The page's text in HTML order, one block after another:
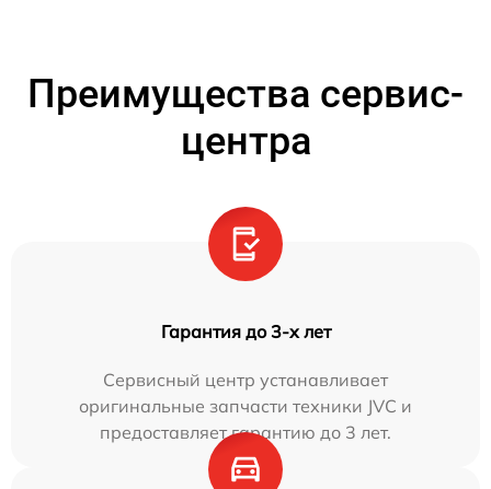
Преимущества сервис-
центра
Гарантия до 3-х лет
Сервисный центр устанавливает
оригинальные запчасти техники JVC и
предоставляет гарантию до 3 лет.